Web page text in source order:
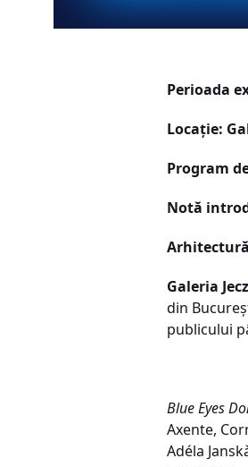
Perioada
Locație:
Program
Notă
Galeria
din
publicului
Blue Eyes
Axente,
Adéla